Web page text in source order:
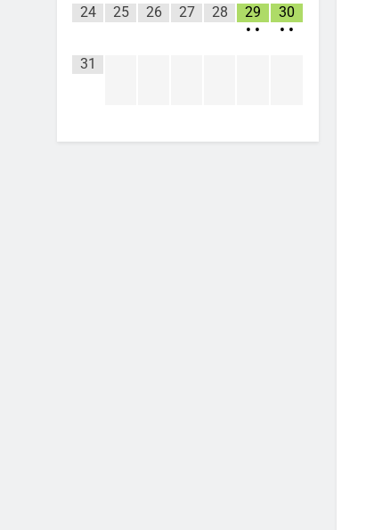
24 25 26 27 28
29
• •
30
• •
31